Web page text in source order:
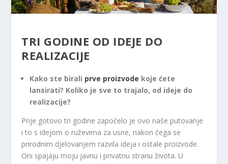
TRI GODINE OD IDEJE DO
REALIZACIJE
Kako ste birali prve proizvode koje ćete
lansirati? Koliko je sve to trajalo, od ideje do
realizacije?
Prije gotovo tri godine započelo je ovo naše putovanje
i to s idejom o ruževima za usne, nakon čega se
prirodnim djelovanjem razvila ideja i ostale proizvode.
Oni spajaju moju javnu i privatnu stranu života. U